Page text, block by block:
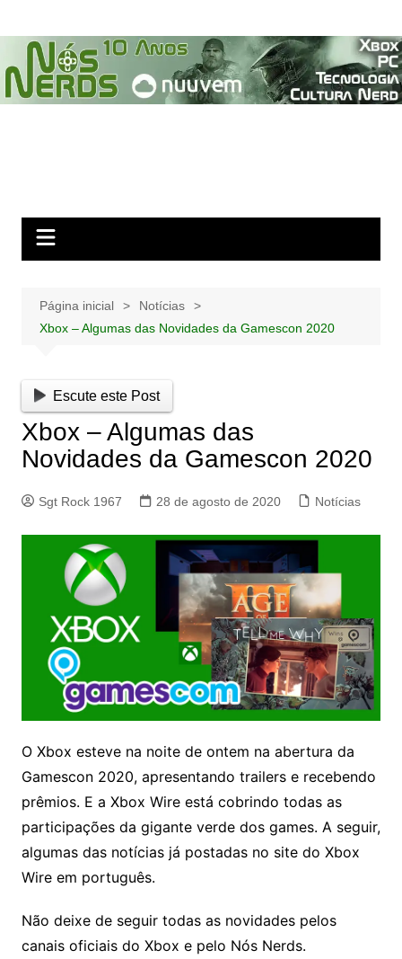
para
conteúdo
Página inicial
Notícias
Xbox – Algumas das Novidades da Gamescon 2020
Escute este Post
Xbox – Algumas das
Novidades da Gamescon 2020
Sgt Rock 1967 28 de agosto de 2020 Notícias
O Xbox esteve na noite de ontem na abertura da
Gamescon 2020, apresentando trailers e recebendo
prêmios. E a Xbox Wire está cobrindo todas as
participações da gigante verde dos games. A seguir,
algumas das notícias já postadas no site do Xbox
Wire em português.
Não deixe de seguir todas as novidades pelos
canais oficiais do Xbox e pelo Nós Nerds.